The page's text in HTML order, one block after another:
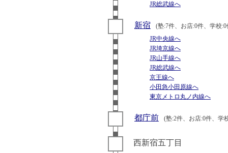
JR総武線へ
新宿
(塾:7件、お店:0件、学校:0
JR中央線へ
JR埼京線へ
JR山手線へ
JR総武線へ
京王線へ
小田急小田原線へ
東京メトロ丸ノ内線へ
都庁前 (塾:2件、お店:0件、学
西新宿五丁目